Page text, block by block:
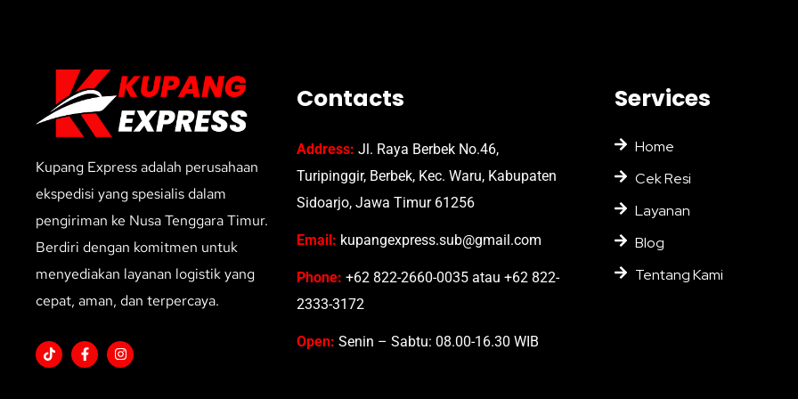
Kupang Express adalah perusahaan
ekspedisi yang spesialis dalam
pengiriman ke Nusa Tenggara Timur.
Berdiri dengan komitmen untuk
menyediakan layanan logistik yang
cepat, aman, dan terpercaya.
Contacts
Address: Jl. Raya Berbek No.46,
Turipinggir, Berbek, Kec. Waru, Kabupaten
Sidoarjo, Jawa Timur 61256
Email: kupangexpress.sub@gmail.com
Phone: +62 822-2660-0035 atau +62 822-
2333-3172
Open: Senin – Sabtu: 08.00-16.30 WIB
Services
Home
Cek Resi
Layanan
Blog
Tentang Kami